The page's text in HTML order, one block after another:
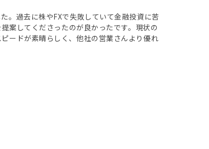
。過去に株やFXで失敗していて金融投資に苦
案してくださったのが良かったです。現状の
ードが素晴らしく、他社の営業さんより優れ